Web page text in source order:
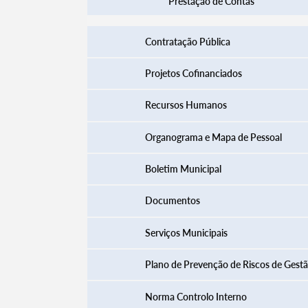
Contratação Pública
Projetos Cofinanciados
Recursos Humanos
Organograma e Mapa de Pessoal
Boletim Municipal
Documentos
Serviços Municipais
Plano de Prevenção de Riscos de
Norma Controlo Interno